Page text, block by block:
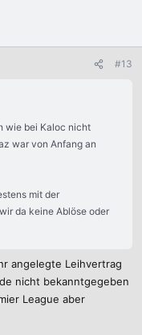
#13
wie bei Kaloc nicht
war von Anfang an
mit der
da keine Ablöse oder
angelegte Leihvertrag
nicht bekanntgegeben
League aber